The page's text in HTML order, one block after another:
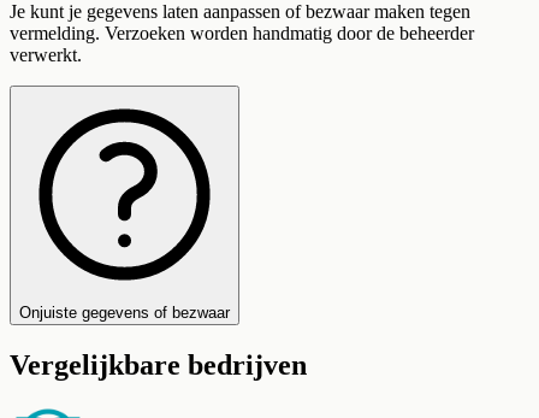
Je kunt je gegevens laten aanpassen of bezwaar maken tegen
vermelding. Verzoeken worden handmatig door de beheerder
verwerkt.
Onjuiste gegevens of bezwaar
Vergelijkbare bedrijven